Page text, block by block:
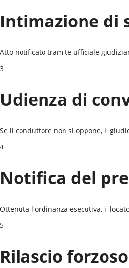
Intimazione di
Atto notificato tramite ufficiale
3
Udienza di
Se il conduttore non si oppone, il
4
Notifica del
Ottenuta l'ordinanza esecutiva, il
5
Rilascio